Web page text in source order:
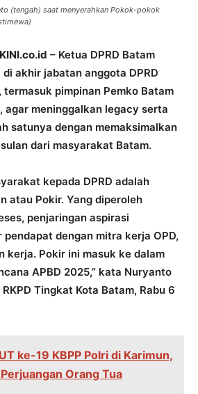
(tengah) saat menyerahkan Pokok-pokok
– Ketua DPRD Batam
akhir jabatan anggota DPRD
pimpinan Pemko Batam
agar meninggalkan legacy serta
satunya dengan memaksimalkan
dari masyarakat Batam.
kepada DPRD adalah
atau Pokir. Yang diperoleh
penjaringan aspirasi
dengan mitra kerja OPD,
kerja. Pokir ini masuk ke dalam
APBD 2025,” kata Nuryanto
Tingkat Kota Batam, Rabu 6
ke-19 KBPP Polri di Karimun,
Orang Tua